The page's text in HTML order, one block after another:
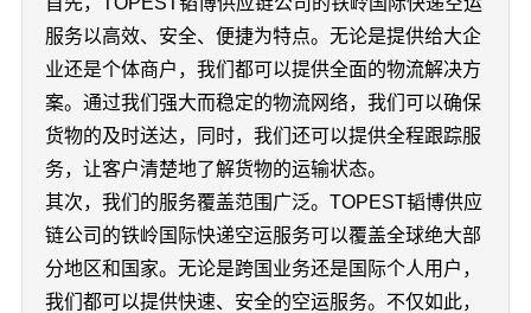
服务以高效、安全、便捷为特点。无论是提供给大企
业还是个体商户，我们都可以提供全面的物流解决方
案。通过我们强大而稳定的物流网络，我们可以确保
货物的及时送达，同时，我们还可以提供全程跟踪服
务，让客户清楚地了解货物的运输状态。
其次，我们的服务覆盖范围广泛。TOPEST韬博供应
链公司的铁岭国际快递空运服务可以覆盖全球绝大部
分地区和国家。无论是跨国业务还是国际个人用户，
我们都可以提供快速、安全的空运服务。不仅如此，